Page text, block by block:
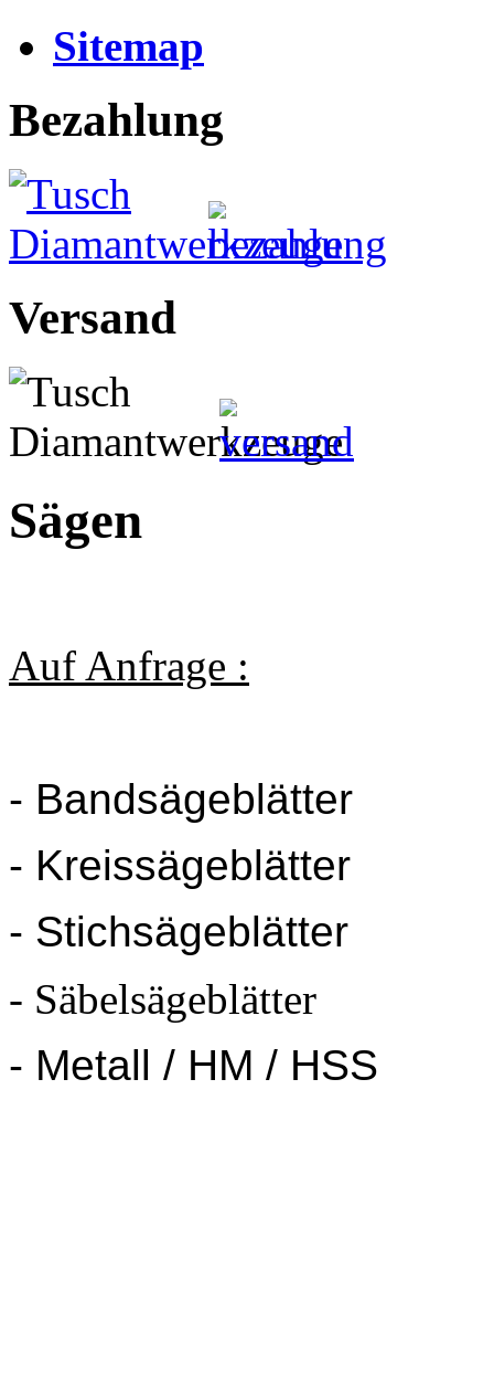
Sitemap
Bezahlung
Versand
Sägen
Auf Anfrage :
- Bandsägeblätter
- Kreissägeblätter
- Stichsägeblätter
- Säbelsägeblätter
- Metall / HM / HSS